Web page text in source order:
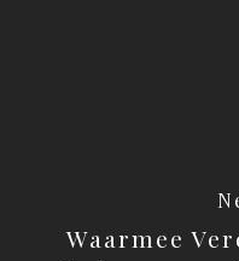
Waarmee